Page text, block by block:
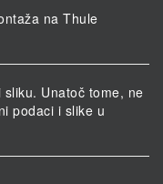
na Thule
Unatoč tome, ne
podaci i slike u